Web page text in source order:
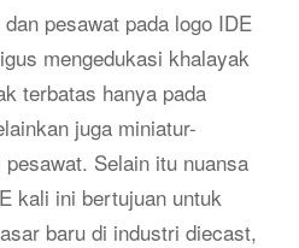
pesawat pada logo IDE
mengedukasi khalayak
terbatas hanya pada
juga miniatur-
Selain itu nuansa
kali ini bertujuan untuk
baru di industri diecast,